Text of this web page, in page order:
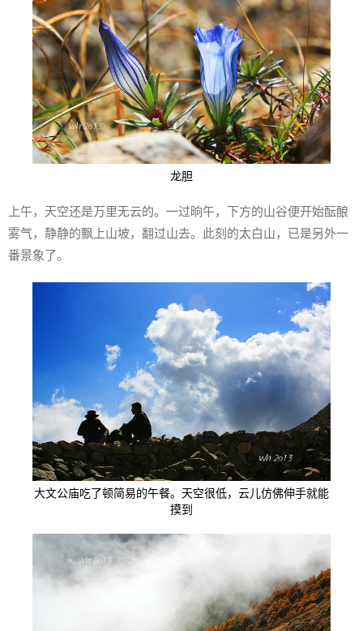
龙胆
上午，天空还是万里无云的。一过晌午，下方的山谷便开始酝酿
雾气，静静的飘上山坡，翻过山去。此刻的太白山，已是另外一
番景象了。
大文公庙吃了顿简易的午餐。天空很低，云儿仿佛伸手就能
摸到